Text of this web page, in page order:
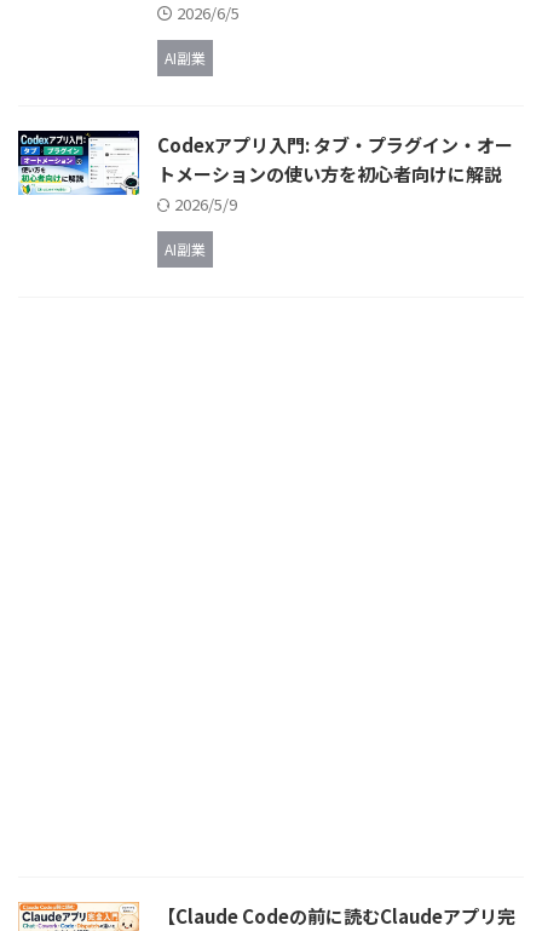
2026/6/5
AI副業
Codexアプリ入門: タブ・プラグイン・オー
トメーションの使い方を初心者向けに解説
2026/5/9
AI副業
【Claude Codeの前に読むClaudeアプリ完